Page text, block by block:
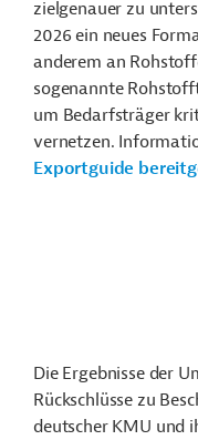
zielgenauer zu
2026 ein neues
anderem an
sogenannte
um Bedarfsträger
vernetzen.
Exportguide
Die Ergebnisse der
Rückschlüsse zu
deutscher KMU und